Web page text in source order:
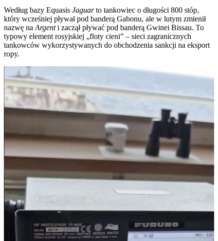
Według bazy Equasis Jaguarto tankowiec o długości 800 stóp,
który wcześniej pływał pod banderą Gabonu, ale w lutym zmienił
nazwę na Argenti zaczął pływać pod banderą Gwinei Bissau. To
typowy element rosyjskiej „floty cieni” – sieci zagranicznych
tankowców wykorzystywanych do obchodzenia sankcji na eksport
ropy.